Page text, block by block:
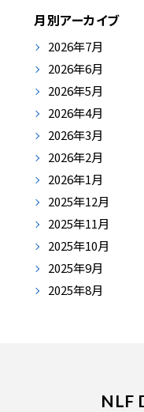
月別アーカイブ
2026年7月
2026年6月
2026年5月
2026年4月
2026年3月
2026年2月
2026年1月
2025年12月
2025年11月
2025年10月
2025年9月
2025年8月
NLF